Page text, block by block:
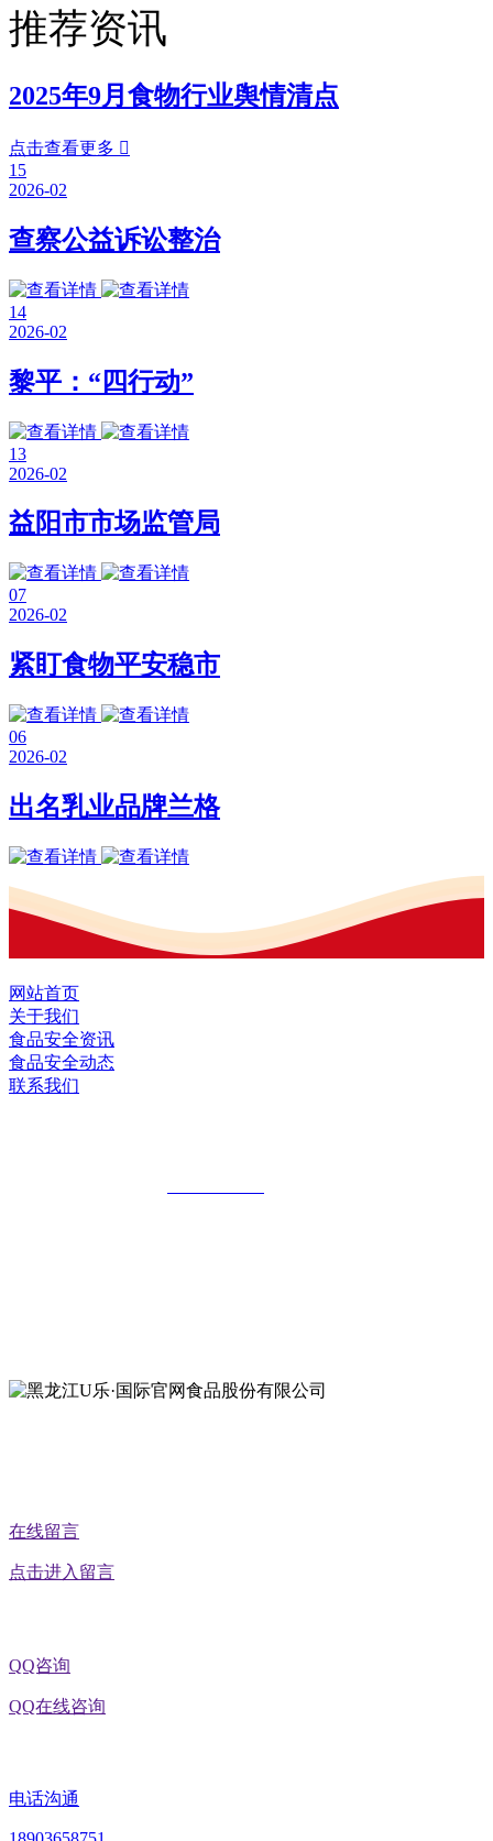
推荐资讯
2025年9月食物行业舆情清点
点击查看更多 
15
2026-02
查察公益诉讼整治
14
2026-02
黎平：“四行动”
13
2026-02
益阳市市场监管局
07
2026-02
紧盯食物平安稳市
06
2026-02
出名乳业品牌兰格
网站首页
关于我们
食品安全资讯
食品安全动态
联系我们
在线留言
点击进入留言
QQ咨询
QQ在线咨询
电话沟通